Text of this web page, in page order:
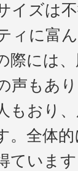
イズは
ィに富
際には
声もあ
もおり
。全体
ていま